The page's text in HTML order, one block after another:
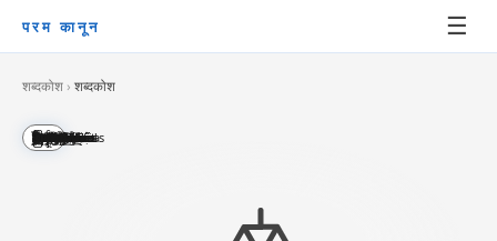
परम कानून ☰
शब्दकोश › शब्दकोश
English
Polski
Latina
中文
Esperanto
Русский
العربية
हिन्दी
日本語
Ελληνικά
Español
Français
한국어
עברית
বাংলা
தமிழ்
ไทย
ქართული
Հայերեն
አማርኛ
Deutsch
Nederlands
Dansk
Português
Italiano
తెలుగు
ಕನ್ನಡ
മലയാളം
ગુજરાતી
ਪੰਜਾਬੀ
සිංහල
ខ្មែរ
မြန်မာ
ଓଡ଼ିଆ
ລາວ
فارسی
اردو
Indonesia
Kiswahili
Čeština
Svenska
Norsk
Tiếng Việt
Türkçe
मराठी
Basa Jawa
Hausa
भोजपुरी
Yorùbá
پښتو
Urdu
Slovenčina
Српски
Srpski
Română
Bosanski
Íslenska
Suomi
Eesti
Latviešu
Lietuvių